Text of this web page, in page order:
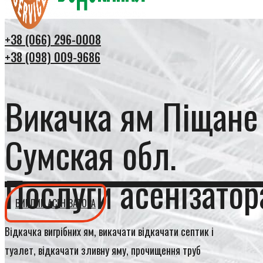
+38 (066) 296-0008
+38 (098) 009-9686
Викачка ям Піщане
Сумская обл.
Послуги
ВИКЛИК АСЕНІЗАТОРА
Відкачка вигрібних ям, викачати відкачати септик і
туалет, відкачати зливну яму, прочищення труб